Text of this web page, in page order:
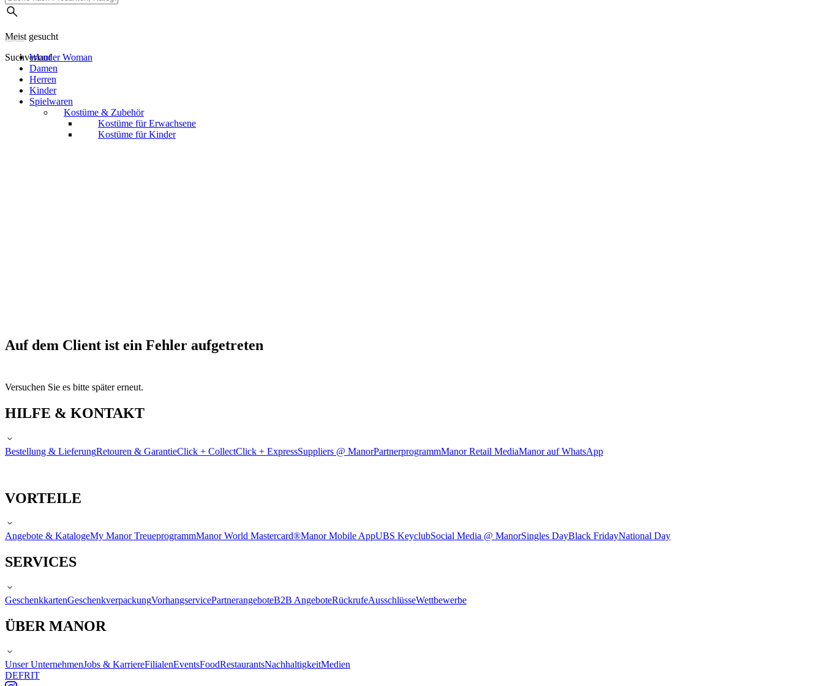
Meist gesucht
SuchverlaufWonder Woman
Damen
Herren
Kinder
Spielwaren
Kostüme & Zubehör
Kostüme für Erwachsene
Kostüme für Kinder
Auf dem Client ist ein Fehler aufgetreten
Versuchen Sie es bitte später erneut.
HILFE & KONTAKT
Bestellung & LieferungRetouren & GarantieClick + CollectClick + ExpressSuppliers @ ManorPartnerprogrammManor Retail MediaManor auf WhatsApp
VORTEILE
Angebote & KatalogeMy Manor TreueprogrammManor World Mastercard®Manor Mobile AppUBS KeyclubSocial Media @ ManorSingles DayBlack FridayNational Day
SERVICES
GeschenkkartenGeschenkverpackungVorhangservicePartnerangeboteB2B AngeboteRückrufeAusschlüsseWettbewerbe
ÜBER MANOR
Unser UnternehmenJobs & KarriereFilialenEventsFoodRestaurantsNachhaltigkeitMedien
DEFRIT